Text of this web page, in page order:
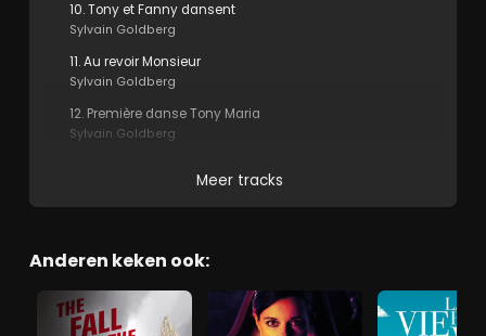
10. Tony et Fanny dansent
Sylvain Goldberg
11. Au revoir Monsieur
Sylvain Goldberg
12. Première danse Tony Maria
Sylvain Goldberg
Meer tracks
Anderen keken ook: